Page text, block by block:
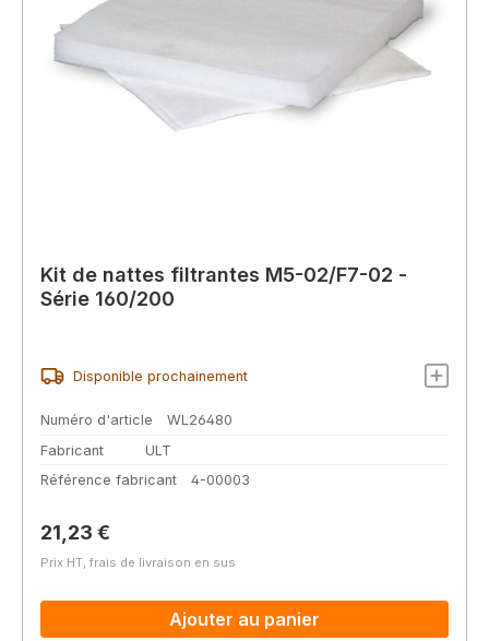
Kit de nattes filtrantes M5-02/F7-02 -
Série 160/200
Disponible prochainement
Numéro d'article
WL26480
Fabricant
ULT
Référence fabricant
4-00003
Prix régulier :
21,23 €
Prix HT, frais de livraison en sus
Ajouter au panier